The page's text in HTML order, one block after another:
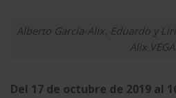
Alberto García-Alix, Eduardo y
Alix
Del 17 de octubre de 2019 al